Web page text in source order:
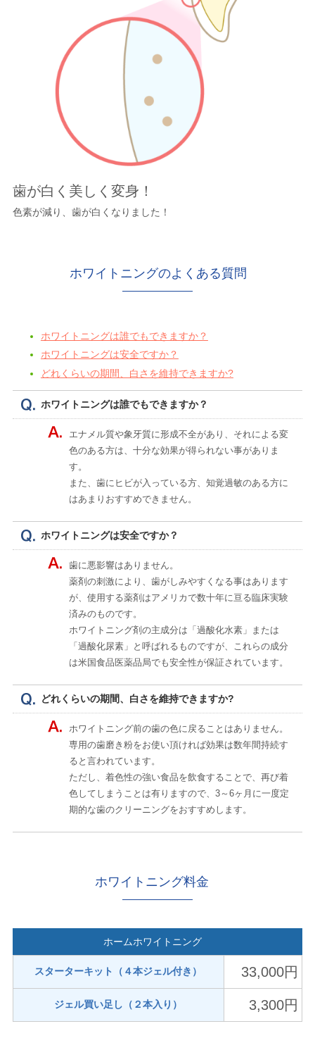
歯が白く美しく変身！
色素が減り、歯が白くなりました！
ホワイトニングのよくある質問
ホワイトニングは誰でもできますか？
ホワイトニングは安全ですか？
どれくらいの期間、白さを維持できますか?
ホワイトニングは誰でもできますか？
エナメル質や象牙質に形成不全があり、それによる変
色のある方は、十分な効果が得られない事がありま
す。
また、歯にヒビが入っている方、知覚過敏のある方に
はあまりおすすめできません。
ホワイトニングは安全ですか？
歯に悪影響はありません。
薬剤の刺激により、歯がしみやすくなる事はあります
が、使用する薬剤はアメリカで数十年に亘る臨床実験
済みのものです。
ホワイトニング剤の主成分は「過酸化水素」または
「過酸化尿素」と呼ばれるものですが、これらの成分
は米国食品医薬品局でも安全性が保証されています。
どれくらいの期間、白さを維持できますか?
ホワイトニング前の歯の色に戻ることはありません。
専用の歯磨き粉をお使い頂ければ効果は数年間持続す
ると言われています。
ただし、着色性の強い食品を飲食することで、再び着
色してしまうことは有りますので、3～6ヶ月に一度定
期的な歯のクリーニングをおすすめします。
ホワイトニング料金
ホームホワイトニング
スターターキット（４本ジェル付き） 33,000円
ジェル買い足し（２本入り） 3,300円